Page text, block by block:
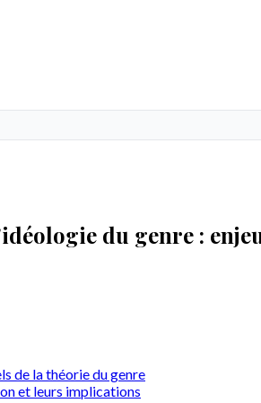
du genre :
de la théorie du genre
et leurs implications